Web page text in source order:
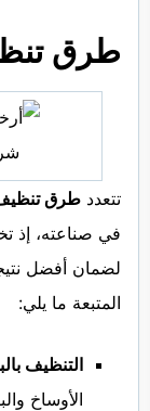
طرق
تتعدد طرق
في صناعته، إذ
لضمان أفضل
المتبعة ما يلي:
التنظيف
الأوساخ